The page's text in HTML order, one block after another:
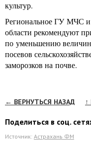
культур.
Региональное ГУ МЧС и
области рекомендуют
по уменьшению
посевов
заморозков на почве.
← ВЕРНУТЬСЯ НАЗАД
Поделиться в соц.
Источник: Астрахань ФМ